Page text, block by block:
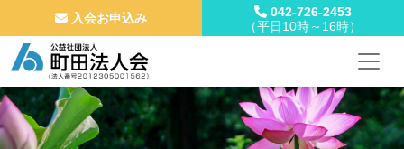
コンテンツへスキップ
メインナビゲーション
入会お申込み
042-726-2453
（平日10時～16時）